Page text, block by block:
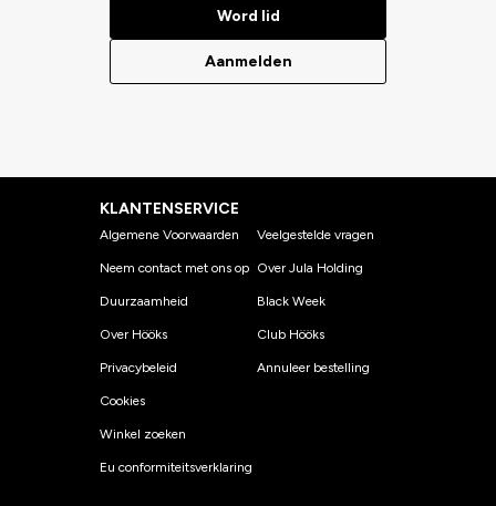
Word lid
Aanmelden
KLANTENSERVICE
Algemene Voorwaarden
Neem contact met ons op
Duurzaamheid
Over Hööks
Privacybeleid
Cookies
Winkel zoeken
Eu conformiteitsverklaring
Veelgestelde vragen
Over Jula Holding
Black Week
Club Hööks
Annuleer bestelling